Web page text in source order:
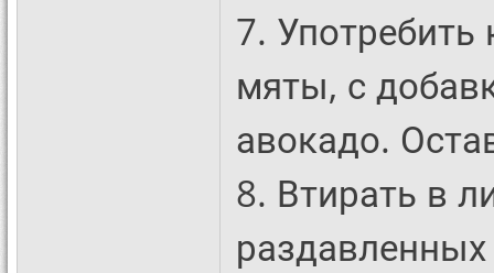
7.
мяты, с
авокадо.
8. Втирать в